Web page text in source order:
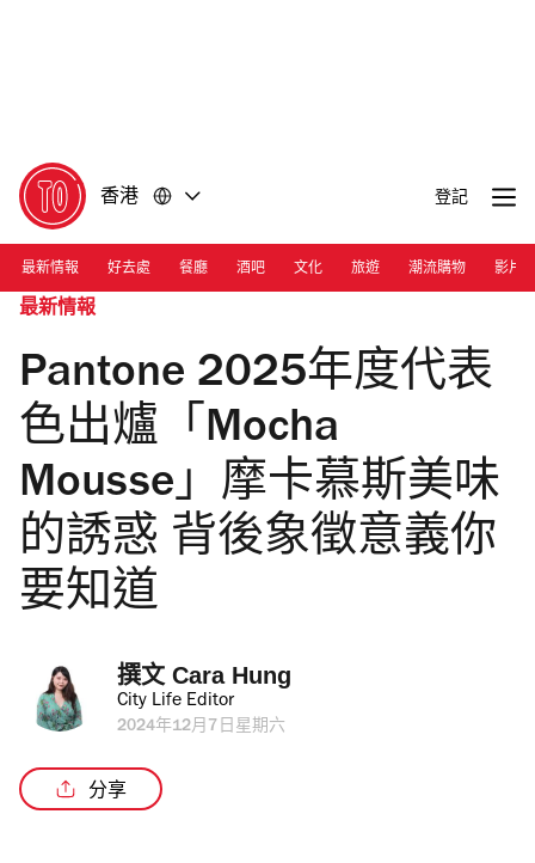
香港 登記
最新情報 好去處 餐廳 酒吧 文化 旅遊 潮流購物 影片
最新情報
Pantone 2025年度代表
色出爐「Mocha
Mousse」摩卡慕斯美味
的誘惑 背後象徵意義你
要知道
撰文 Cara Hung
City Life Editor
2024年12月7日星期六
分享